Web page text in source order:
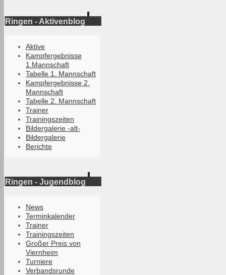
Ringen - Aktivenblog
Aktive
Kampfergebnisse
1.Mannschaft
Tabelle 1. Mannschaft
Kampfergebnisse 2.
Mannschaft
Tabelle 2. Mannschaft
Trainer
Trainingszeiten
Bildergalerie -alt-
Bildergalerie
Berichte
Ringen - Jugendblog
News
Terminkalender
Trainer
Trainingszeiten
Großer Preis von
Viernheim
Turniere
Verbandsrunde